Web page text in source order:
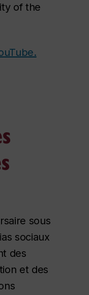
of the
sous
sociaux
des
et des